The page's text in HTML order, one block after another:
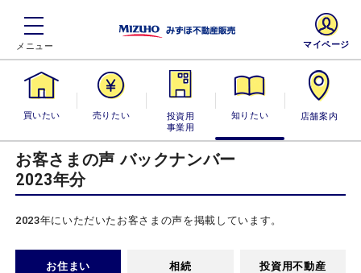
買いたい 売りたい
投資用・事業
用
知りたい 店舗案内
マイページ
お客さまの声 バックナンバー
2023年分
2023年にいただいたお客さまの声を掲載しています。
お住まい 相続 投資用不動産